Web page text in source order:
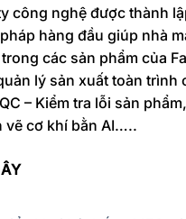
công nghệ được thành
hàng đầu giúp nhà
các sản phẩm của
lý sản xuất toàn trình
– Kiểm tra lỗi sản
vẽ cơ khí bằn AI…..